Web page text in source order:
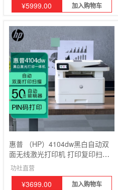
¥5999.00 加入购物车
惠普 （HP）4104dw黑白自动双
面无线激光打印机 打印复印扫描
一体机 无线连接 企业办公商用
功社直营
¥3699.00 加入购物车